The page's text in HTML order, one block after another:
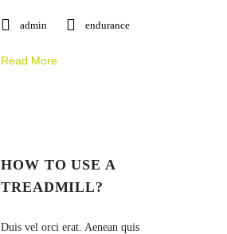
admin endurance
Read More
HOW TO USE A
TREADMILL?
Duis vel orci erat. Aenean quis